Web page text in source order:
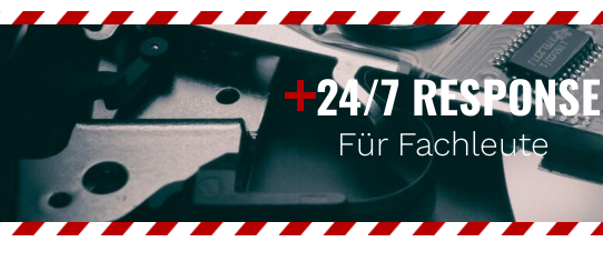
24/7 RESPONSE
Für Fachleute